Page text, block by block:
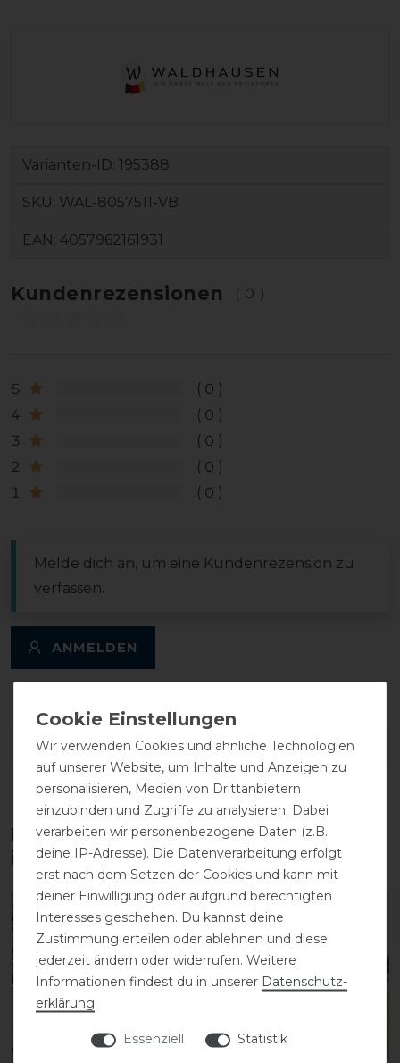
Varianten-ID: 195388
SKU: WAL-8057511-VB
EAN: 4057962161931
Kundenrezensionen (0)
5
0
4
0
3
0
2
0
1
0
Melde dich an, um eine Kundenrezension zu
verfassen.
ANMELDEN
DETAILS ZUR PRODUKTSICHERHEIT
Diese Produkte könnten dich auch
interessieren
-13% -13%
Wir verwenden Cookies und ähnliche Technologien
auf unserer Website, um Inhalte und Anzeigen zu
personalisieren, Medien von Drittanbietern
einzubinden und Zugriffe zu analysieren. Dabei
verarbeiten wir personenbezogene Daten (z.B.
deine IP-Adresse). Die Datenverarbeitung erfolgt
erst nach dem Setzen der Cookies und kann mit
deiner Einwilligung oder aufgrund berechtigten
Interesses geschehen. Du kannst deine
Zustimmung erteilen oder ablehnen und diese
jederzeit ändern oder widerrufen. Weitere
Informationen findest du in unserer Daten­schutz­
erklärung.
Essenziell
Statistik